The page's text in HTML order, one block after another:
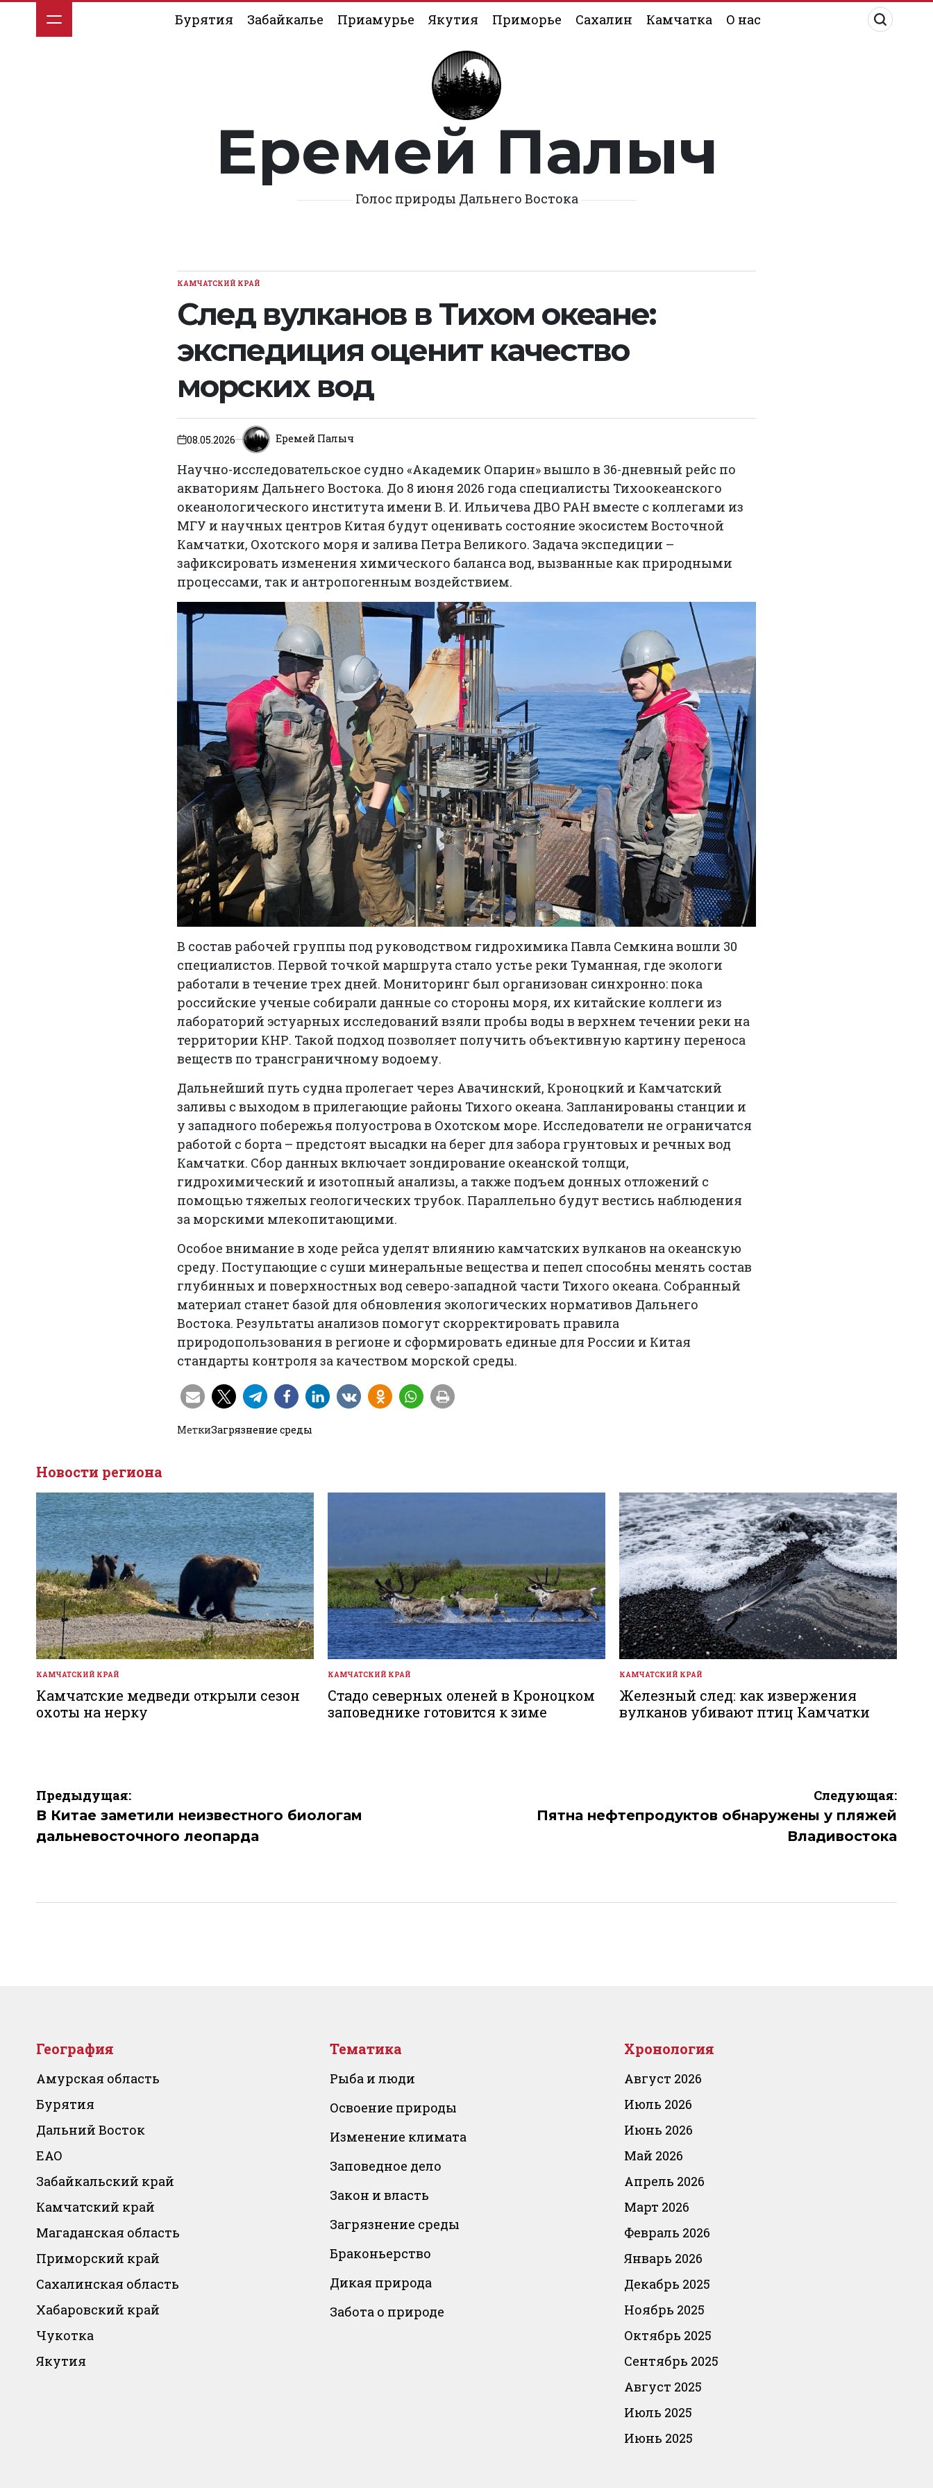
Бурятия Забайкалье Приамурье Якутия Приморье Сахалин Камчатка О нас
Еремей Палыч
Голос природы Дальнего Востока
ОПУБЛИКОВАНО
КАМЧАТСКИЙ КРАЙ
След вулканов в Тихом океане:
экспедиция оценит качество
морских вод
on08.05.2026 Еремей Палыч
Научно-исследовательское судно «Академик Опарин» вышло в 36-дневный рейс по
акваториям Дальнего Востока. До 8 июня 2026 года специалисты Тихоокеанского
океанологического института имени В. И. Ильичева ДВО РАН вместе с коллегами из
МГУ и научных центров Китая будут оценивать состояние экосистем Восточной
Камчатки, Охотского моря и залива Петра Великого. Задача экспедиции –
зафиксировать изменения химического баланса вод, вызванные как природными
процессами, так и антропогенным воздействием.
В состав рабочей группы под руководством гидрохимика Павла Семкина вошли 30
специалистов. Первой точкой маршрута стало устье реки Туманная, где экологи
работали в течение трех дней. Мониторинг был организован синхронно: пока
российские ученые собирали данные со стороны моря, их китайские коллеги из
лабораторий эстуарных исследований взяли пробы воды в верхнем течении реки на
территории КНР. Такой подход позволяет получить объективную картину переноса
веществ по трансграничному водоему.
Дальнейший путь судна пролегает через Авачинский, Кроноцкий и Камчатский
заливы с выходом в прилегающие районы Тихого океана. Запланированы станции и
у западного побережья полуострова в Охотском море. Исследователи не ограничатся
работой с борта – предстоят высадки на берег для забора грунтовых и речных вод
Камчатки. Сбор данных включает зондирование океанской толщи,
гидрохимический и изотопный анализы, а также подъем донных отложений с
помощью тяжелых геологических трубок. Параллельно будут вестись наблюдения
за морскими млекопитающими.
Особое внимание в ходе рейса уделят влиянию камчатских вулканов на океанскую
среду. Поступающие с суши минеральные вещества и пепел способны менять состав
глубинных и поверхностных вод северо-западной части Тихого океана. Собранный
материал станет базой для обновления экологических нормативов Дальнего
Востока. Результаты анализов помогут скорректировать правила
природопользования в регионе и сформировать единые для России и Китая
стандарты контроля за качеством морской среды.
МеткиЗагрязнение среды
Новости региона
ОПУБЛИКОВАНО
В
КАМЧАТСКИЙ КРАЙ
Камчатские медведи открыли сезон
охоты на нерку
ОПУБЛИКОВАНО
В
КАМЧАТСКИЙ КРАЙ
Стадо северных оленей в Кроноцком
заповеднике готовится к зиме
ОПУБЛИКОВАНО
В
КАМЧАТСКИЙ КРАЙ
Железный след: как извержения
вулканов убивают птиц Камчатки
Навигация
по
записям
Предыдущая:
В Китае заметили неизвестного биологам
дальневосточного леопарда
Следующая:
Пятна нефтепродуктов обнаружены у пляжей
Владивостока
География
Амурская область
Бурятия
Дальний Восток
ЕАО
Забайкальский край
Камчатский край
Магаданская область
Приморский край
Сахалинская область
Хабаровский край
Чукотка
Якутия
Тематика
Рыба и люди
Освоение природы
Изменение климата
Заповедное дело
Закон и власть
Загрязнение среды
Браконьерство
Дикая природа
Забота о природе
Хронология
Август 2026
Июль 2026
Июнь 2026
Май 2026
Апрель 2026
Март 2026
Февраль 2026
Январь 2026
Декабрь 2025
Ноябрь 2025
Октябрь 2025
Сентябрь 2025
Август 2025
Июль 2025
Июнь 2025